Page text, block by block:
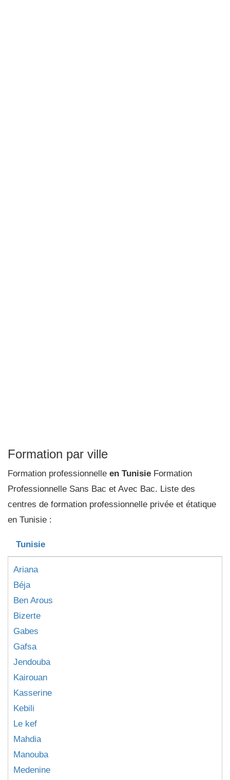
Formation par ville
Formation professionnelle en Tunisie Formation
Professionnelle Sans Bac et Avec Bac. Liste des
centres de formation professionnelle privée et étatique
en Tunisie :
Tunisie
Ariana
Béja
Ben Arous
Bizerte
Gabes
Gafsa
Jendouba
Kairouan
Kasserine
Kebili
Le kef
Mahdia
Manouba
Medenine